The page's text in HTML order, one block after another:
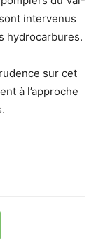
intervenus
hydrocarbures.
sur cet
à l’approche